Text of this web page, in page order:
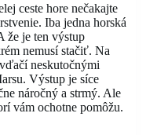
ceste hore nečakajte
Iba jedna horská
že je ten výstup
nemusí stačiť. Na
neskutočnými
Výstup je síce
náročný a strmý. Ale
vám ochotne pomôžu.